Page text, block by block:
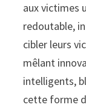
aux victimes
redoutable,
cibler leurs
mêlant
intelligents,
cette forme